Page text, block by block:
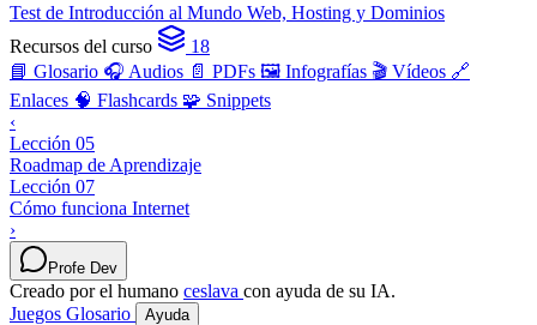
Test de Introducción al Mundo Web, Hosting y Dominios
Recursos del curso
18
📘 Glosario 🎧 Audios 📄 PDFs 🖼️ Infografías 🎬 Vídeos 🔗
Enlaces 🧠 Flashcards 🧩 Snippets
‹
Lección 05
Roadmap de Aprendizaje
Lección 07
Cómo funciona Internet
›
Profe Dev
Creado por el humano ceslava con ayuda de su IA.
Juegos Glosario Ayuda